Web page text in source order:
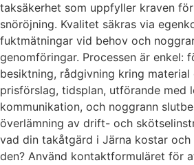
taksäkerhet som uppfyller kraven
snöröjning. Kvalitet säkras via
fuktmätningar vid behov och
genomföringar. Processen är enkel:
besiktning, rådgivning kring material
prisförslag, tidsplan, utförande med
kommunikation, och noggrann
överlämning av drift- och
vad din takåtgärd i Järna kostar och
den? Använd kontaktformuläret för